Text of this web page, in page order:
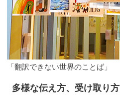
「翻訳できない世界のことば」
多様な伝え方、受け取り方